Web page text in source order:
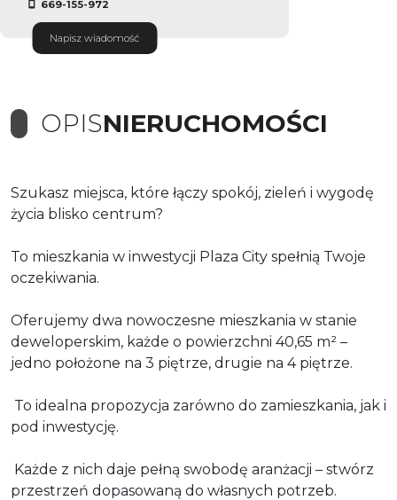
669-155-972
Napisz wiadomość
OPISNIERUCHOMOŚCI
Szukasz miejsca, które łączy spokój, zieleń i wygodę
życia blisko centrum?
To mieszkania w inwestycji Plaza City spełnią Twoje
oczekiwania.
Oferujemy dwa nowoczesne mieszkania w stanie
deweloperskim, każde o powierzchni 40,65 m² –
jedno położone na 3 piętrze, drugie na 4 piętrze.
To idealna propozycja zarówno do zamieszkania, jak i
pod inwestycję.
Każde z nich daje pełną swobodę aranżacji – stwórz
przestrzeń dopasowaną do własnych potrzeb.